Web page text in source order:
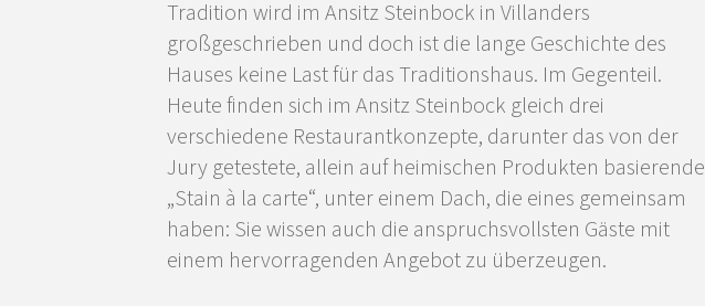
Tradition wird im Ansitz Steinbock in Villanders
großgeschrieben und doch ist die lange Geschichte des
Hauses keine Last für das Traditionshaus. Im Gegenteil.
Heute finden sich im Ansitz Steinbock gleich drei
verschiedene Restaurantkonzepte, darunter das von der
Jury getestete, allein auf heimischen Produkten basierende
„Stain à la carte“, unter einem Dach, die eines gemeinsam
haben: Sie wissen auch die anspruchsvollsten Gäste mit
einem hervorragenden Angebot zu überzeugen.